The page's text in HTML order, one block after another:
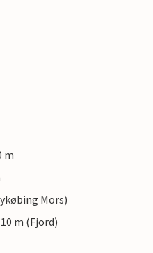
m
Mors)
m (Fjord)